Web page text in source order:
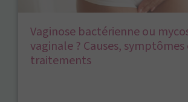
Vaginose bactérienne ou
vaginale ? Causes, symptômes
traitements